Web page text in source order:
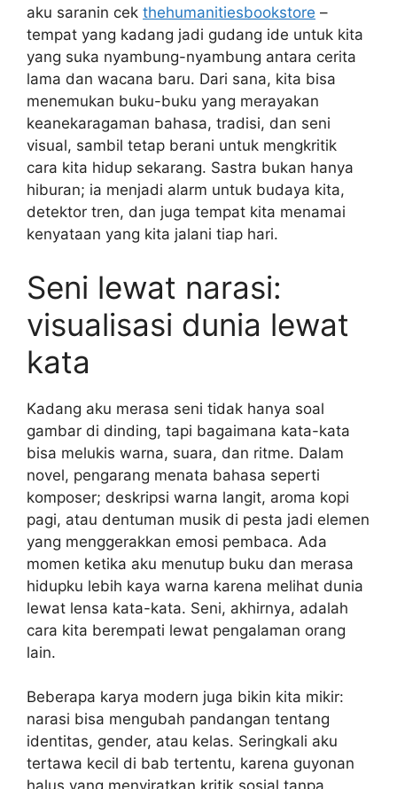
aku saranin cek thehumanitiesbookstore –
tempat yang kadang jadi gudang ide untuk kita
yang suka nyambung-nyambung antara cerita
lama dan wacana baru. Dari sana, kita bisa
menemukan buku-buku yang merayakan
keanekaragaman bahasa, tradisi, dan seni
visual, sambil tetap berani untuk mengkritik
cara kita hidup sekarang. Sastra bukan hanya
hiburan; ia menjadi alarm untuk budaya kita,
detektor tren, dan juga tempat kita menamai
kenyataan yang kita jalani tiap hari.
Seni lewat narasi:
visualisasi dunia lewat
kata
Kadang aku merasa seni tidak hanya soal
gambar di dinding, tapi bagaimana kata-kata
bisa melukis warna, suara, dan ritme. Dalam
novel, pengarang menata bahasa seperti
komposer; deskripsi warna langit, aroma kopi
pagi, atau dentuman musik di pesta jadi elemen
yang menggerakkan emosi pembaca. Ada
momen ketika aku menutup buku dan merasa
hidupku lebih kaya warna karena melihat dunia
lewat lensa kata-kata. Seni, akhirnya, adalah
cara kita berempati lewat pengalaman orang
lain.
Beberapa karya modern juga bikin kita mikir:
narasi bisa mengubah pandangan tentang
identitas, gender, atau kelas. Seringkali aku
tertawa kecil di bab tertentu, karena guyonan
halus yang menyiratkan kritik sosial tanpa